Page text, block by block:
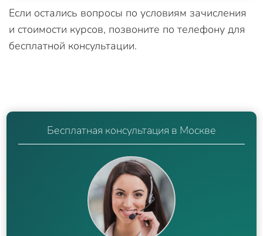
Если остались вопросы по условиям зачисления
и стоимости курсов, позвоните по телефону для
бесплатной консультации.
Бесплатная консультация в Москве